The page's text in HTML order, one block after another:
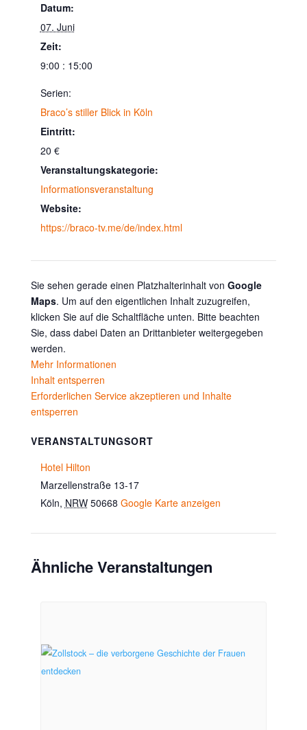
Datum:
07. Juni
Zeit:
9:00 : 15:00
Serien:
Braco’s stiller Blick in Köln
Eintritt:
20 €
Veranstaltungskategorie:
Informationsveranstaltung
Website:
https://braco-tv.me/de/index.html
VERANSTALTUNGSORT
Hotel Hilton
Marzellenstraße 13-17
Köln, NRW 50668 Google Karte anzeigen
Sie sehen gerade einen Platzhalterinhalt von Google
Maps. Um auf den eigentlichen Inhalt zuzugreifen,
klicken Sie auf die Schaltfläche unten. Bitte beachten
Sie, dass dabei Daten an Drittanbieter weitergegeben
werden.
Mehr Informationen
Inhalt entsperren
Erforderlichen Service akzeptieren und Inhalte
entsperren
Ähnliche Veranstaltungen